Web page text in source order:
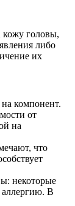
кожу головы,
либо
их
компонент.
от
на
что
некоторые
аллергию. В